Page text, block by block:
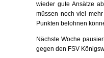
wieder gute Ansätze
müssen noch viel
Punkten belohnen
Nächste Woche
gegen den FSV